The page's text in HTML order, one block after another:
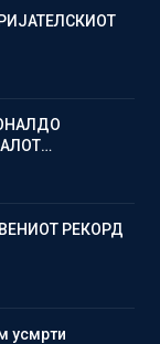
РЕКОРД
усмрти